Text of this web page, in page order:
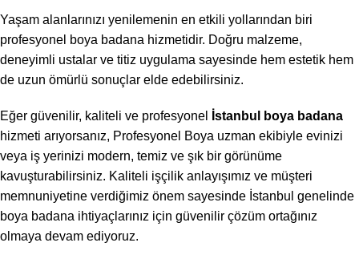
Yaşam alanlarınızı yenilemenin en etkili yollarından biri
profesyonel boya badana hizmetidir. Doğru malzeme,
deneyimli ustalar ve titiz uygulama sayesinde hem estetik hem
de uzun ömürlü sonuçlar elde edebilirsiniz.
Eğer güvenilir, kaliteli ve profesyonel
İstanbul boya badana
hizmeti arıyorsanız, Profesyonel Boya uzman ekibiyle evinizi
veya iş yerinizi modern, temiz ve şık bir görünüme
kavuşturabilirsiniz. Kaliteli işçilik anlayışımız ve müşteri
memnuniyetine verdiğimiz önem sayesinde İstanbul genelinde
boya badana ihtiyaçlarınız için güvenilir çözüm ortağınız
olmaya devam ediyoruz.